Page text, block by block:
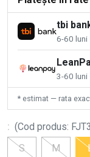
tbi
6-60 luni
3-60 luni
* estimat — rata
: (Cod produs:
S
M